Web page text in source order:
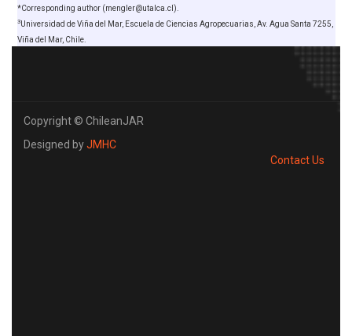
*Corresponding author (mengler@utalca.cl).
3Universidad de Viña del Mar, Escuela de Ciencias Agropecuarias, Av. Agua Santa 7255,
Viña del Mar, Chile.
Copyright © ChileanJAR
Designed byJMHC
Contact Us